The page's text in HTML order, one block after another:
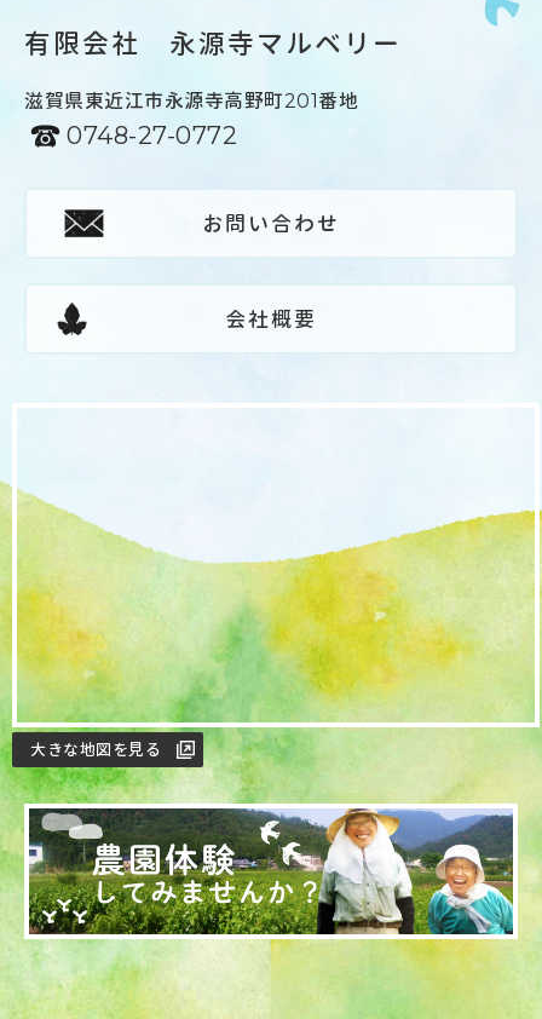
大きな地図を見る
有限会社 永源寺マルベリー
滋賀県東近江市永源寺高野町201番地
0748-27-0772
会社概要
お問い合わせ